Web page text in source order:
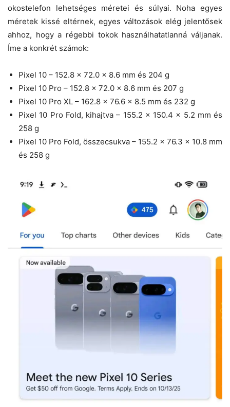
okostelefon lehetséges méretei és súlyai. Noha egyes
méretek kissé eltérnek, egyes változások elég jelentősek
ahhoz, hogy a régebbi tokok használhatatlanná váljanak.
Íme a konkrét számok:
Pixel 10 – 152.8 x 72.0 x 8.6 mm és 204 g
Pixel 10 Pro – 152.8 x 72.0 x 8.6 mm és 207 g
Pixel 10 Pro XL – 162.8 x 76.6 x 8.5 mm és 232 g
Pixel 10 Pro Fold, kihajtva – 155.2 x 150.4 x 5.2 mm és
258 g
Pixel 10 Pro Fold, összecsukva – 155.2 x 76.3 x 10.8 mm
és 258 g